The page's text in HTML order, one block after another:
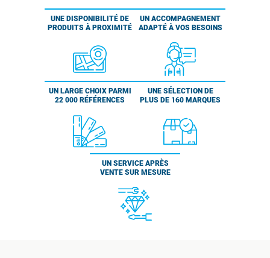
UNE DISPONIBILITÉ DE
PRODUITS À PROXIMITÉ
UN ACCOMPAGNEMENT
ADAPTÉ À VOS BESOINS
UN LARGE CHOIX PARMI
22 000 RÉFÉRENCES
UNE SÉLECTION DE
PLUS DE 160 MARQUES
UN SERVICE APRÈS
VENTE SUR MESURE